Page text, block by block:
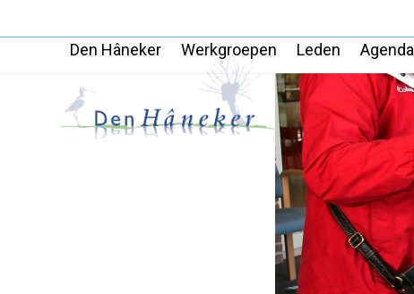
Den Hâneker Werkgroepen Leden Agenda